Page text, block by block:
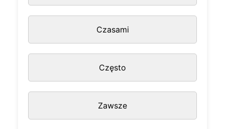
Czasami
Często
Zawsze